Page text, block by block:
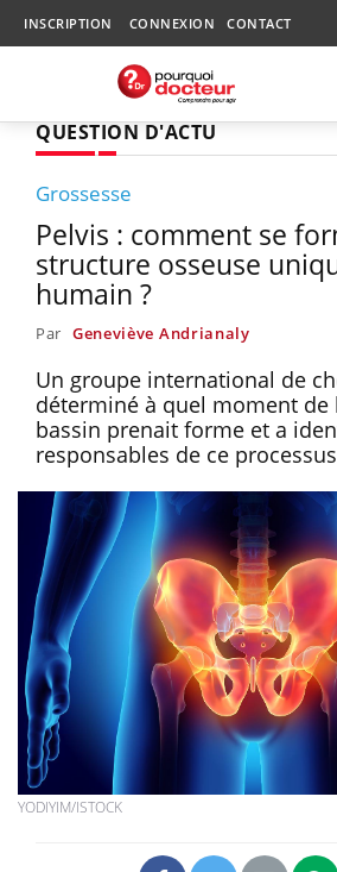
INSCRIPTION CONNEXION CONTACT
QUESTION D'ACTU
Grossesse
Pelvis : comment se
structure osseuse
humain ?
Par Geneviève Andrianaly
Un groupe international de
déterminé à quel moment de
bassin prenait forme et a
responsables de ce
YODIYIM/ISTOCK